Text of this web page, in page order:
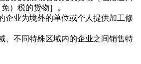
）税的货物］。
业为境外的单位或个人提供加工修
不同特殊区域内的企业之间销售特